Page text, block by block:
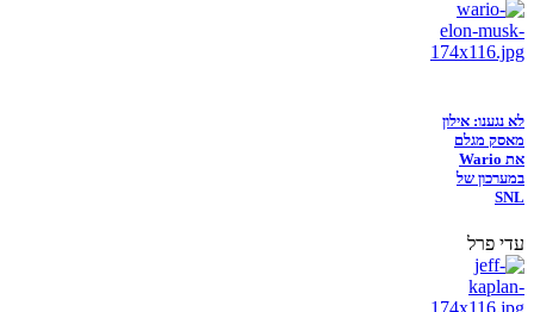
לא נגענו: אילון
מאסק מגלם
את Wario
במערכון של
SNL
עדי פרל